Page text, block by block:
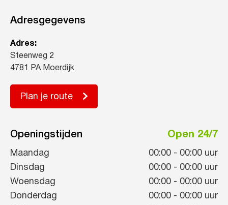
Adresgegevens
Adres:
Steenweg 2
4781 PA Moerdijk
Plan je route
Openingstijden Open 24/7
Maandag 00:00 - 00:00 uur
Dinsdag
00:00 - 00:00 uur
Woensdag
00:00 - 00:00 uur
Donderdag
00:00 - 00:00 uur